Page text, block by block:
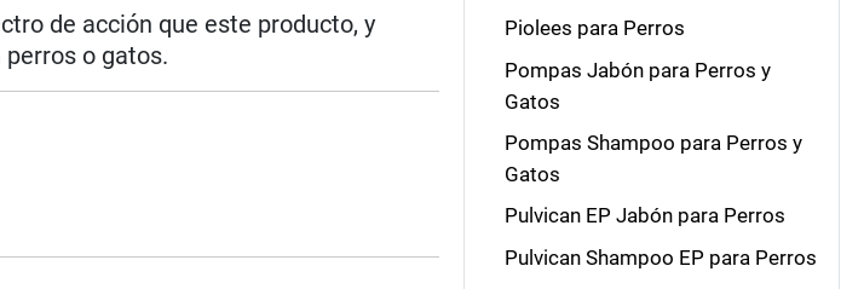
de acción que este producto, y
o gatos.
Piolees para Perros
Pompas Jabón para Perros y
Gatos
Pompas Shampoo para Perros y
Gatos
Pulvican EP Jabón para Perros
Pulvican Shampoo EP para Perros